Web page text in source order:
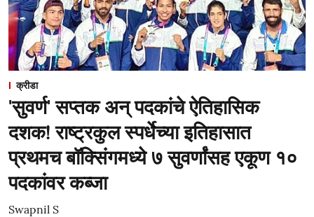
क्रीडा
'सुवर्ण' सप्तक अन् पदकांचे ऐतिहासिक
दशक! राष्ट्रकुल स्पर्धेच्या इतिहासात
प्रथमच बॉक्सिंगमध्ये ७ सुवर्णांसह एकूण १०
पदकांवर कब्जा
Swapnil S